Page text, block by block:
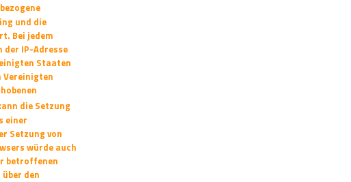
und die
Bei jedem
der IP-Adresse
Staaten
Vereinigten
die Setzung
einer
Setzung von
würde auch
betroffenen
den